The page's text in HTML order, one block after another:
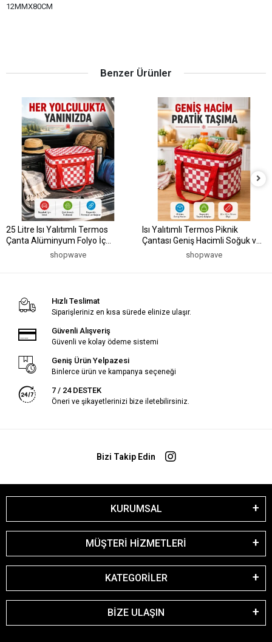
12MMX80CM
Benzer Ürünler
25 Litre Isı Yalıtımlı Termos
Çanta Alüminyum Folyo İç
Kaplamalı Piknik Çantası
shopwave
Isı Yalıtımlı Termos Piknik
Çantası Geniş Hacimli Soğuk ve
Sıcak Taşıma Çantası
shopwave
Hızlı Teslimat
Siparişleriniz en kısa sürede elinize ulaşır.
Güvenli Alışveriş
Güvenli ve kolay ödeme sistemi
Geniş Ürün Yelpazesi
Binlerce ürün ve kampanya seçeneği
7 / 24 DESTEK
Öneri ve şikayetlerinizi bize iletebilirsiniz.
Bizi Takip Edin
KURUMSAL
MÜŞTERİ HİZMETLERİ
KATEGORİLER
BİZE ULAŞIN